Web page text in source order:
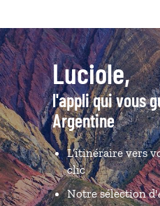
Luciole,
l'appli qui vous
Argentine
L’itinéraire vers
clic
Notre sélection d'